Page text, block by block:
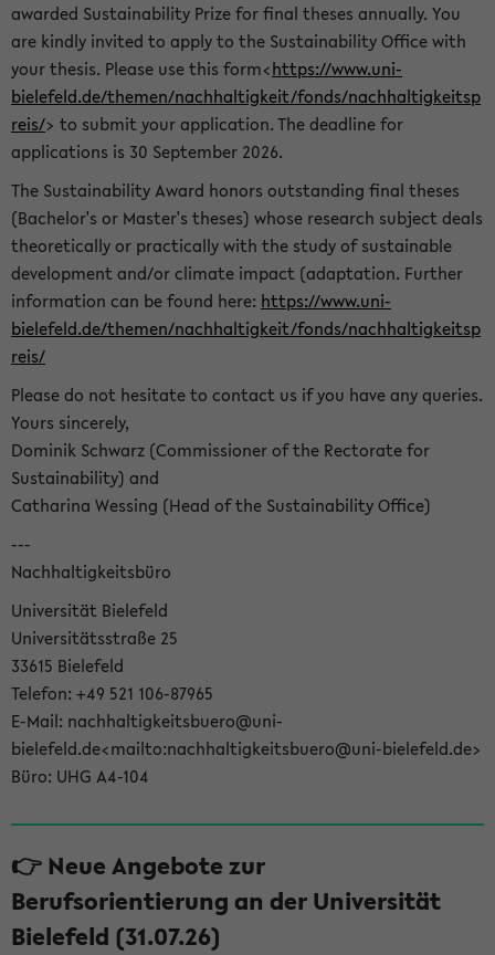
awarded Sustainability Prize for final theses annually. You
are kindly invited to apply to the Sustainability Office with
your thesis. Please use this form<https://www.uni-
bielefeld.de/themen/nachhaltigkeit/fonds/nachhaltigkeitsp
reis/> to submit your application. The deadline for
applications is 30 September 2026.
The Sustainability Award honors outstanding final theses
(Bachelor's or Master's theses) whose research subject deals
theoretically or practically with the study of sustainable
development and/or climate impact (adaptation. Further
information can be found here: https://www.uni-
bielefeld.de/themen/nachhaltigkeit/fonds/nachhaltigkeitsp
reis/
Please do not hesitate to contact us if you have any queries.
Yours sincerely,
Dominik Schwarz (Commissioner of the Rectorate for
Sustainability) and
Catharina Wessing (Head of the Sustainability Office)
---
Nachhaltigkeitsbüro
Universität Bielefeld
Universitätsstraße 25
33615 Bielefeld
Telefon: +49 521 106-87965
E-Mail: nachhaltigkeitsbuero@uni-
bielefeld.de<mailto:nachhaltigkeitsbuero@uni-bielefeld.de>
Büro: UHG A4-104
👉 Neue Angebote zur
Berufsorientierung an der Universität
Bielefeld (31.07.26)